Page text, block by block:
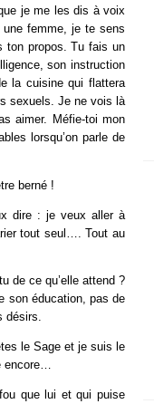
je me les dis à voix
femme, je te sens
ton propos. Tu fais un
son instruction
la cuisine qui flattera
sexuels. Je ne vois là
aimer. Méfie-toi mon
lorsqu’on parle de
berné !
dire : je veux aller à
tout seul…. Tout au
de ce qu’elle attend ?
son éducation, pas de
désirs.
le Sage et je suis le
encore…
que lui et qui puise